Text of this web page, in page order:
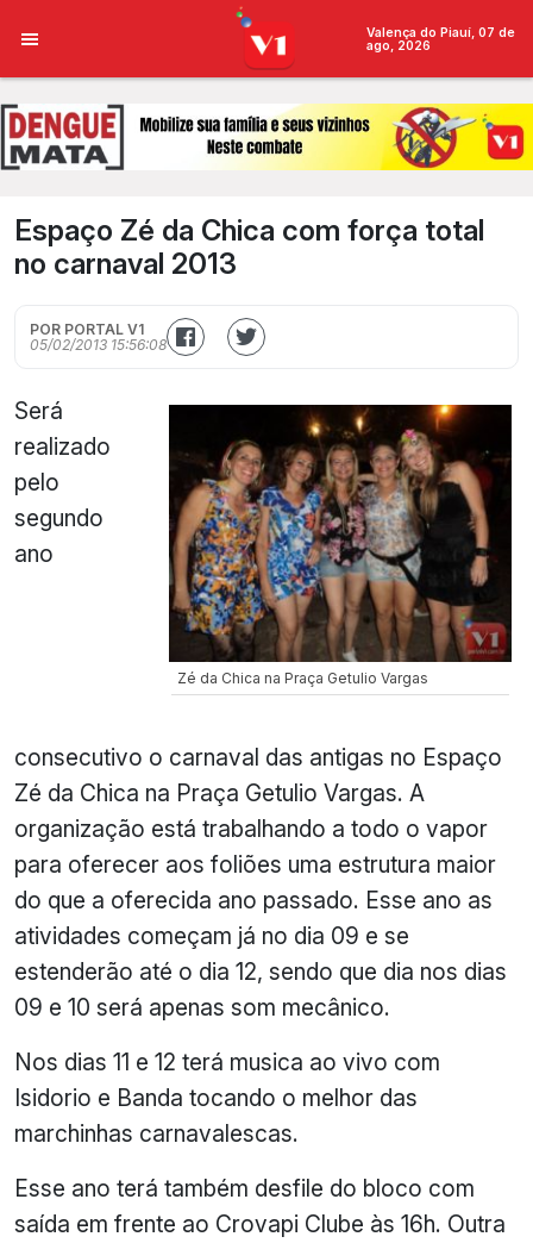
Valença do Piauí, 07 de
ago, 2026
Espaço Zé da Chica com força total
no carnaval 2013
POR PORTAL V1
05/02/2013 15:56:08
Zé da Chica na Praça Getulio Vargas
Será
realizado
pelo
segundo
ano
consecutivo o carnaval das antigas no Espaço
Zé da Chica na Praça Getulio Vargas. A
organização está trabalhando a todo o vapor
para oferecer aos foliões uma estrutura maior
do que a oferecida ano passado. Esse ano as
atividades começam já no dia 09 e se
estenderão até o dia 12, sendo que dia nos dias
09 e 10 será apenas som mecânico.
Nos dias 11 e 12 terá musica ao vivo com
Isidorio e Banda tocando o melhor das
marchinhas carnavalescas.
Esse ano terá também desfile do bloco com
saída em frente ao Crovapi Clube às 16h. Outra